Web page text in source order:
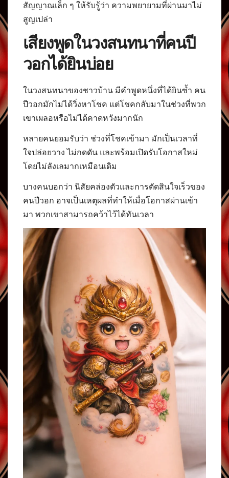
สัญญาณเล็ก ๆ ให้รับรู้ว่า ความพยายามที่ผ่านมาไม่
สูญเปล่า
เสียงพูดในวงสนทนาที่คนปี
วอกได้ยินบ่อย
ในวงสนทนาของชาวบ้าน มีคำพูดหนึ่งที่ได้ยินซ้ำ คน
ปีวอกมักไม่ได้วิ่งหาโชค แต่โชคกลับมาในช่วงที่พวก
เขาเผลอหรือไม่ได้คาดหวังมากนัก
หลายคนยอมรับว่า ช่วงที่โชคเข้ามา มักเป็นเวลาที่
ใจปล่อยวาง ไม่กดดัน และพร้อมเปิดรับโอกาสใหม่
โดยไม่ลังเลมากเหมือนเดิม
บางคนบอกว่า นิสัยคล่องตัวและการตัดสินใจเร็วของ
คนปีวอก อาจเป็นเหตุผลที่ทำให้เมื่อโอกาสผ่านเข้า
มา พวกเขาสามารถคว้าไว้ได้ทันเวลา